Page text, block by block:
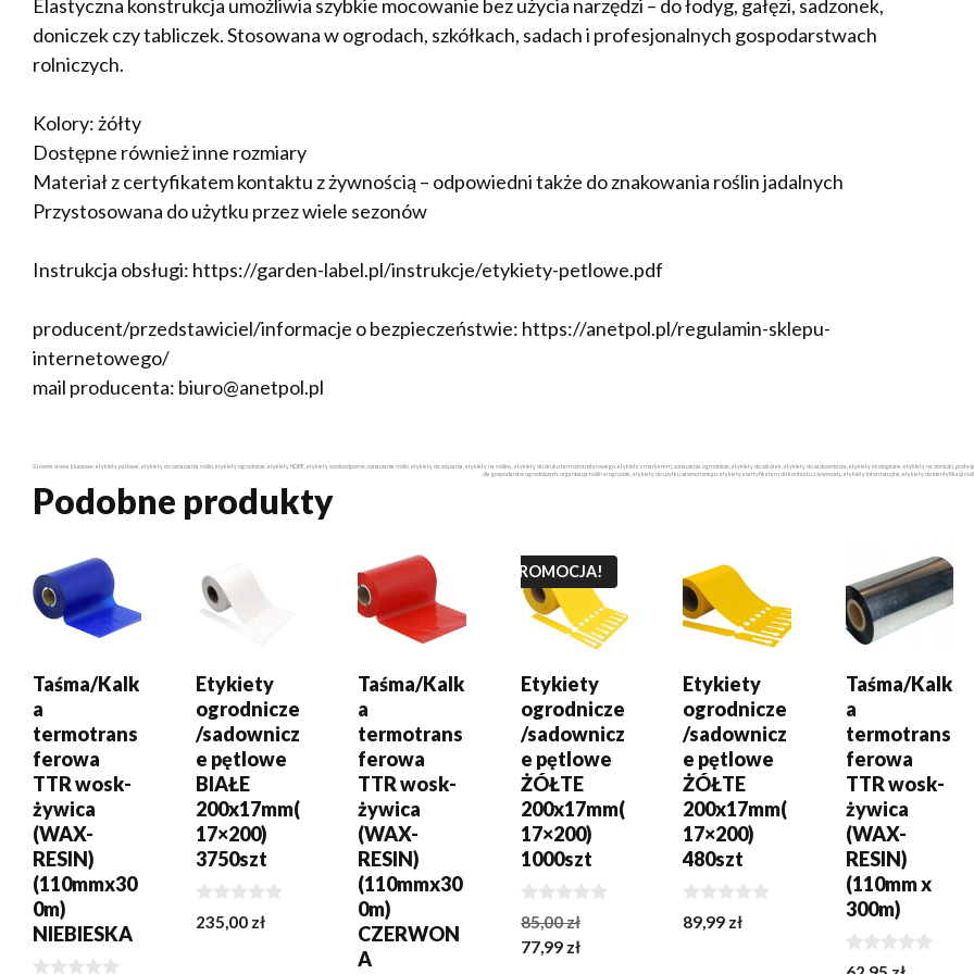
Elastyczna konstrukcja umożliwia szybkie mocowanie bez użycia narzędzi – do łodyg, gałęzi, sadzonek,
doniczek czy tabliczek. Stosowana w ogrodach, szkółkach, sadach i profesjonalnych gospodarstwach
rolniczych.
Kolory: żółty
Dostępne również inne rozmiary
Materiał z certyfikatem kontaktu z żywnością – odpowiedni także do znakowania roślin jadalnych
Przystosowana do użytku przez wiele sezonów
Instrukcja obsługi: https://garden-label.pl/instrukcje/etykiety-petlowe.pdf
producent/przedstawiciel/informacje o bezpieczeństwie: https://anetpol.pl/regulamin-sklepu-
internetowego/
mail producenta: biuro@anetpol.pl
Główne słowa kluczowe: etykiety pętlowe, etykiety do oznaczania roślin, etykiety ogrodnicze, etykiety HDPE, etykiety wodoodporne, oznaczanie roślin, etykiety do wiązania, etykiety na rośliny, etykiety do druku termotransferowego, etykiety z markerem, oznaczenia ogrodnicze, etykiety do szkółek, etykiety do sadownictwa, etykiety ekologiczne, etykiety na doniczki,
dla gospodarstw ogrodniczych, organizacja roślin w ogrodzie, etykiety do użytku zewnętrznego, etykiety z certyfikatem do kontaktu z żywnością, etykiety informacyjne, etykiety do identyfikacji
Podobne produkty
Taśma/Kalk
a
termotrans
ferowa
TTR wosk-
żywica
(WAX-
RESIN)
(110mmx30
0m)
NIEBIESKA
DODAJ DO
KOSZYKA
Etykiety
ogrodnicze
/sadownicz
e pętlowe
BIAŁE
200x17mm(
17×200)
3750szt
0
z
235,00 zł
DODAJ DO
KOSZYKA
Taśma/Kalk
a
termotrans
ferowa
TTR wosk-
żywica
(WAX-
RESIN)
(110mmx30
0m)
CZERWON
A
PROMOCJA!
Etykiety
ogrodnicze
/sadownicz
e pętlowe
ŻÓŁTE
200x17mm(
17×200)
1000szt
0
z
5
85,00zł
77,99 złAktualna
Etykiety
ogrodnicze
/sadownicz
e pętlowe
ŻÓŁTE
200x17mm(
17×200)
480szt
0
z
89,99 zł
Taśma/Kalk
a
termotrans
ferowa
TTR wosk-
żywica
(WAX-
RESIN)
(110mm x
300m)
0